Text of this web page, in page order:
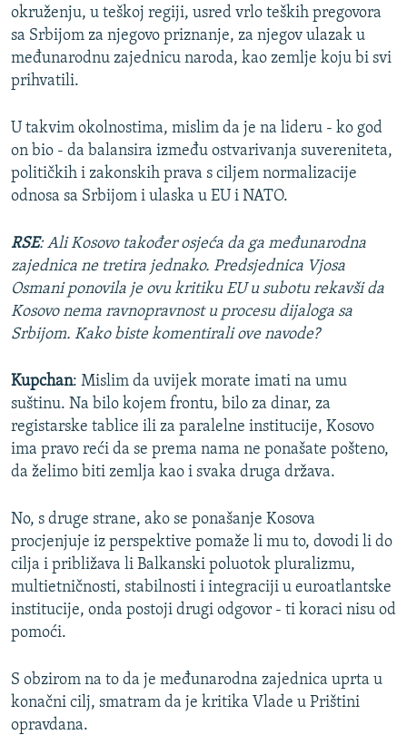
okruženju, u teškoj regiji, usred vrlo teških pregovora
sa Srbijom za njegovo priznanje, za njegov ulazak u
međunarodnu zajednicu naroda, kao zemlje koju bi svi
prihvatili.
U takvim okolnostima, mislim da je na lideru - ko god
on bio - da balansira između ostvarivanja suvereniteta,
političkih i zakonskih prava s ciljem normalizacije
odnosa sa Srbijom i ulaska u EU i NATO.
RSE: Ali Kosovo također osjeća da ga međunarodna
zajednica ne tretira jednako. Predsjednica Vjosa
Osmani ponovila je ovu kritiku EU u subotu rekavši da
Kosovo nema ravnopravnost u procesu dijaloga sa
Srbijom. Kako biste komentirali ove navode?
Kupchan: Mislim da uvijek morate imati na umu
suštinu. Na bilo kojem frontu, bilo za dinar, za
registarske tablice ili za paralelne institucije, Kosovo
ima pravo reći da se prema nama ne ponašate pošteno,
da želimo biti zemlja kao i svaka druga država.
No, s druge strane, ako se ponašanje Kosova
procjenjuje iz perspektive pomaže li mu to, dovodi li do
cilja i približava li Balkanski poluotok pluralizmu,
multietničnosti, stabilnosti i integraciji u euroatlantske
institucije, onda postoji drugi odgovor - ti koraci nisu od
pomoći.
S obzirom na to da je međunarodna zajednica uprta u
konačni cilj, smatram da je kritika Vlade u Prištini
opravdana.